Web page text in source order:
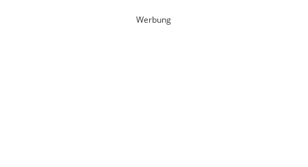
Werbung